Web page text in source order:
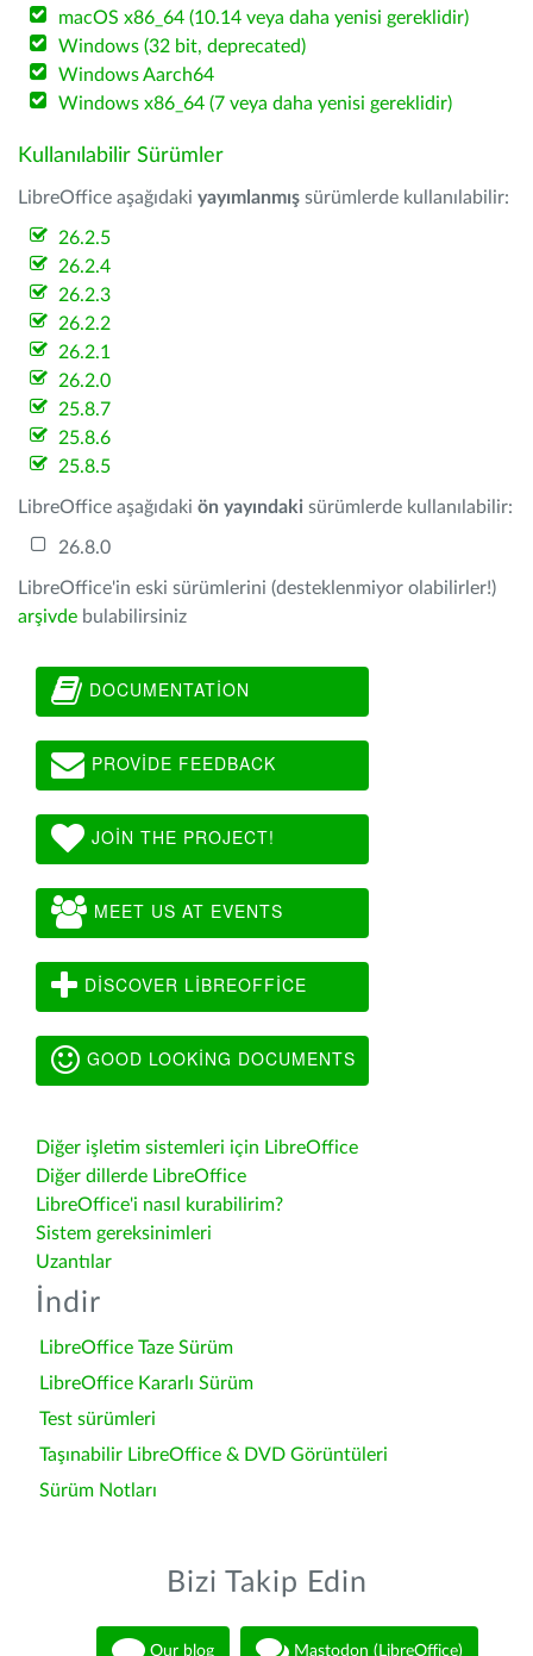
macOS x86_64 (10.14 veya daha yenisi gereklidir)
Windows (32 bit, deprecated)
Windows Aarch64
Windows x86_64 (7 veya daha yenisi gereklidir)
Kullanılabilir Sürümler
LibreOffice aşağıdaki yayımlanmış sürümlerde kullanılabilir:
26.2.5
26.2.4
26.2.3
26.2.2
26.2.1
26.2.0
25.8.7
25.8.6
25.8.5
LibreOffice aşağıdaki ön yayındaki sürümlerde kullanılabilir:
26.8.0
LibreOffice'in eski sürümlerini (desteklenmiyor olabilirler!)
arşivde bulabilirsiniz
DOCUMENTATION
PROVIDE FEEDBACK
JOIN THE PROJECT!
MEET US AT EVENTS
DISCOVER LIBREOFFICE
GOOD LOOKING DOCUMENTS
Diğer işletim sistemleri için LibreOffice
Diğer dillerde LibreOffice
LibreOffice'i nasıl kurabilirim?
Sistem gereksinimleri
Uzantılar
İndir
LibreOffice Taze Sürüm
LibreOffice Kararlı Sürüm
Test sürümleri
Taşınabilir LibreOffice & DVD Görüntüleri
Sürüm Notları
Bizi Takip Edin
Our blog Mastodon (LibreOffice)